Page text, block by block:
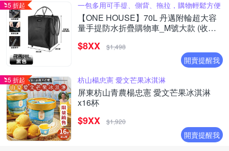
5 折起 一包多用可手提、側背、拖拉，購物輕鬆方便
【ONE HOUSE】70L 丹邁附輪超大容
量手提防水折疊購物車_M號大款 (收納
物車)
$8XX $1,498
開賣提醒我
5 折起 枋山楊忠憲 愛文芒果冰淇淋
屏東枋山青農楊忠憲 愛文芒果冰淇淋
x16杯
$9XX $1,920
開賣提醒我